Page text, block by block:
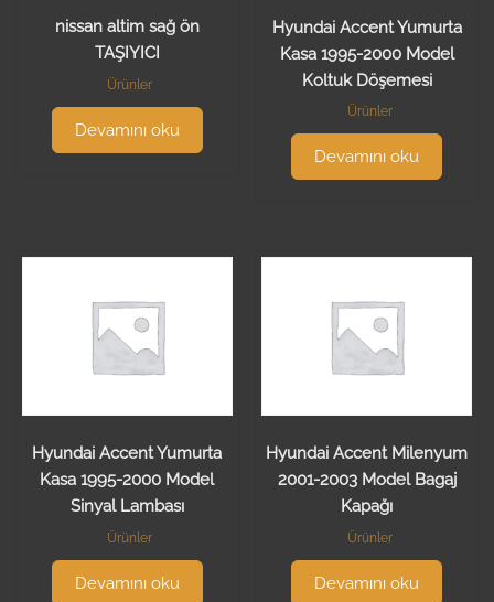
nissan altim sağ ön
TAŞIYICI
Ürünler
Devamını oku
Hyundai Accent Yumurta
Kasa 1995-2000 Model
Koltuk Döşemesi
Ürünler
Devamını oku
Hyundai Accent Yumurta
Kasa 1995-2000 Model
Sinyal Lambası
Ürünler
Devamını oku
Hyundai Accent Milenyum
2001-2003 Model Bagaj
Kapağı
Ürünler
Devamını oku